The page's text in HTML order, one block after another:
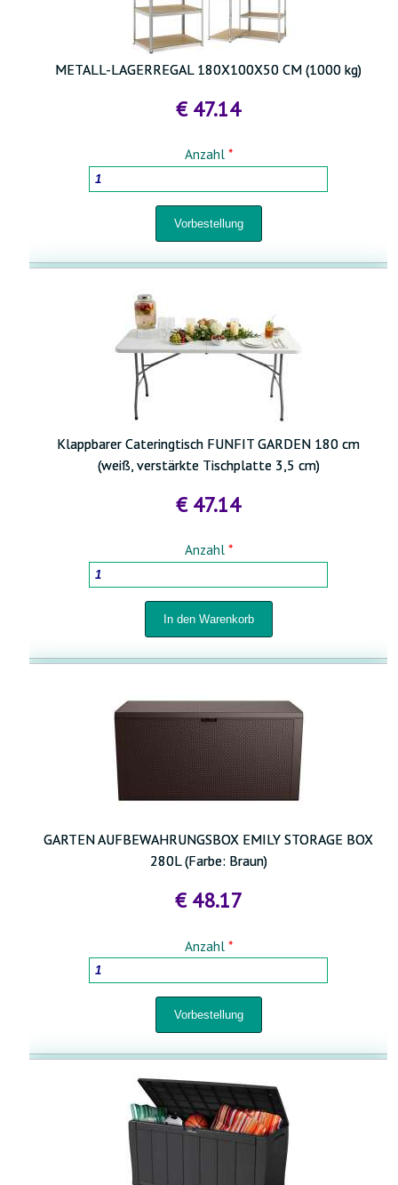
METALL-LAGERREGAL 180X100X50 CM (1000 kg)
€ 47.14
Anzahl *
Klappbarer Cateringtisch FUNFIT GARDEN 180 cm
(weiß, verstärkte Tischplatte 3,5 cm)
€ 47.14
Anzahl *
GARTEN AUFBEWAHRUNGSBOX EMILY STORAGE BOX
280L (Farbe: Braun)
€ 48.17
Anzahl *